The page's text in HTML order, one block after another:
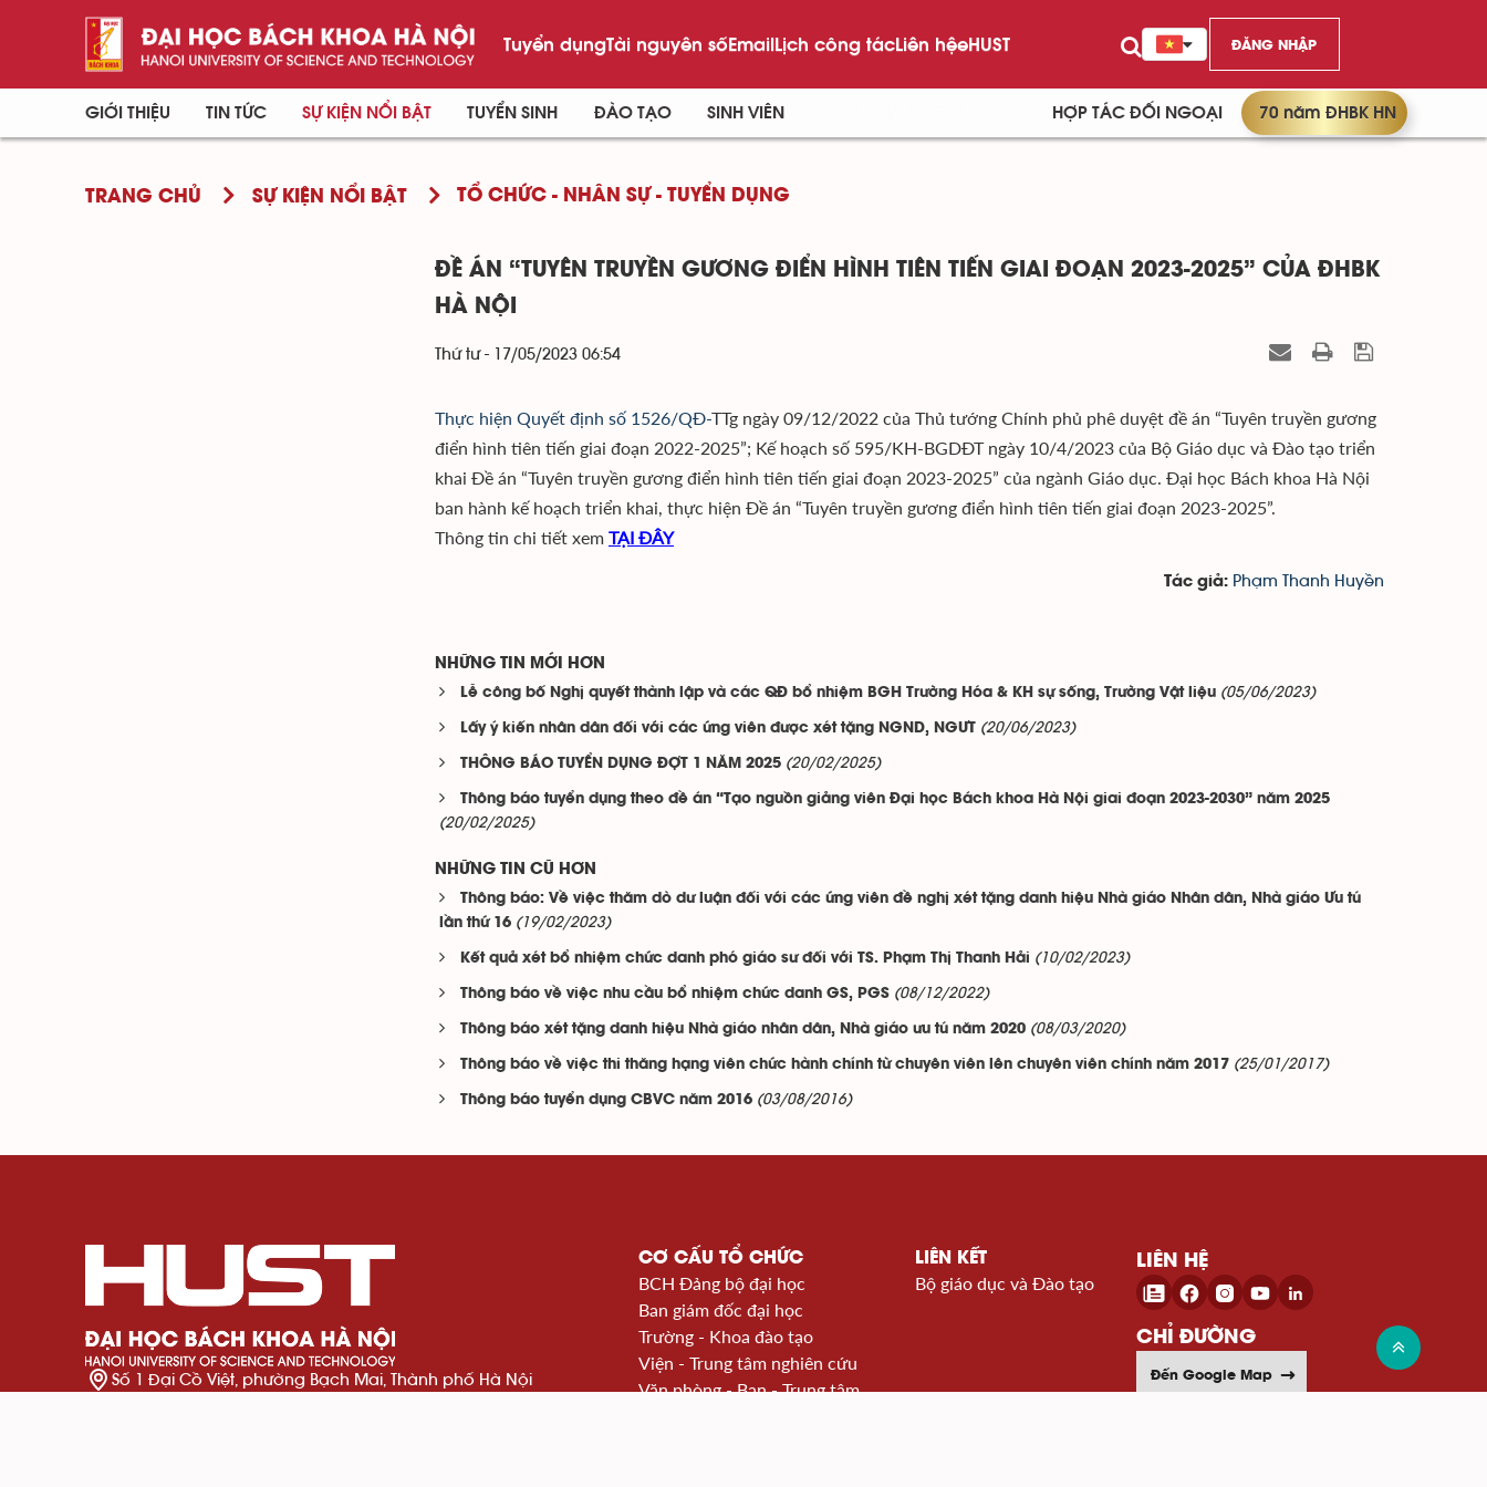
Tuyển dụngTài nguyên sốEmailLịch công tácLiên hệeHUST ĐĂNG NHẬP
GIỚI THIỆU TIN TỨC SỰ KIỆN NỔI BẬT TUYỂN SINH ĐÀO TẠO SINH VIÊN HỢP TÁC ĐỐI NGOẠI 70 năm ĐHBK HN
TRANG CHỦ SỰ KIỆN NỔI BẬT TỔ CHỨC - NHÂN SỰ - TUYỂN DỤNG
ĐỀ ÁN “TUYÊN TRUYỀN GƯƠNG ĐIỂN HÌNH TIÊN TIẾN GIAI ĐOẠN 2023-2025” CỦA ĐHBK
HÀ NỘI
Thứ tư - 17/05/2023 06:54
Thực hiện Quyết định số 1526/QĐ-TTg ngày 09/12/2022 của Thủ tướng Chính phủ phê duyệt đề án “Tuyên truyền gương
điển hình tiên tiến giai đoạn 2022-2025”; Kế hoạch số 595/KH-BGDĐT ngày 10/4/2023 của Bộ Giáo dục và Đào tạo triển
khai Đề án “Tuyên truyền gương điển hình tiên tiến giai đoạn 2023-2025” của ngành Giáo dục. Đại học Bách khoa Hà Nội
ban hành kế hoạch triển khai, thực hiện Đề án “Tuyên truyền gương điển hình tiên tiến giai đoạn 2023-2025”.
Thông tin chi tiết xem TẠI ĐÂY
Tác giả: Phạm Thanh Huyền
NHỮNG TIN MỚI HƠN
Lễ công bố Nghị quyết thành lập và các QĐ bổ nhiệm BGH Trường Hóa & KH sự sống, Trường Vật liệu (05/06/2023)
Lấy ý kiến nhân dân đối với các ứng viên được xét tặng NGND, NGƯT (20/06/2023)
THÔNG BÁO TUYỂN DỤNG ĐỢT 1 NĂM 2025 (20/02/2025)
Thông báo tuyển dụng theo đề án “Tạo nguồn giảng viên Đại học Bách khoa Hà Nội giai đoạn 2023-2030” năm 2025
(20/02/2025)
NHỮNG TIN CŨ HƠN
Thông báo: Về việc thăm dò dư luận đối với các ứng viên đề nghị xét tặng danh hiệu Nhà giáo Nhân dân, Nhà giáo Ưu tú
lần thứ 16 (19/02/2023)
Kết quả xét bổ nhiệm chức danh phó giáo sư đối với TS. Phạm Thị Thanh Hải (10/02/2023)
Thông báo về việc nhu cầu bổ nhiệm chức danh GS, PGS (08/12/2022)
Thông báo xét tặng danh hiệu Nhà giáo nhân dân, Nhà giáo ưu tú năm 2020 (08/03/2020)
Thông báo về việc thi thăng hạng viên chức hành chính từ chuyên viên lên chuyên viên chính năm 2017 (25/01/2017)
Thông báo tuyển dụng CBVC năm 2016 (03/08/2016)
Số 1 Đại Cồ Việt, phường Bạch Mai, Thành phố Hà Nội
CƠ CẤU TỔ CHỨC
BCH Đảng bộ đại học
Ban giám đốc đại học
Trường - Khoa đào tạo
Viện - Trung tâm nghiên cứu
Văn phòng - Ban - Trung tâm
LIÊN KẾT
Bộ giáo dục và Đào tạo
LIÊN HỆ
CHỈ ĐƯỜNG
Đến Google Map